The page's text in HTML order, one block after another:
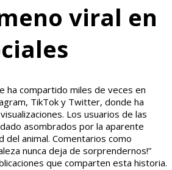
viral en
ha compartido miles de veces en
TikTok y Twitter, donde ha
Los usuarios de las
asombrados por la aparente
del animal. Comentarios como
nunca deja de sorprendernos!”
que comparten esta historia.